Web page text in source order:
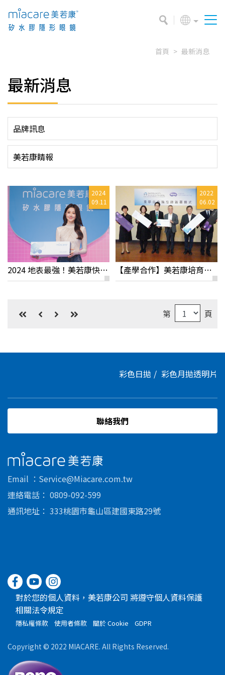
首頁 最新消息
最新消息
品牌訊息
美若康睛報
2024
09.11
2024 地表最強！美若康快閃活動花絮分享
2022
06.02
【產學合作】美若康培育矽水膠隱眼人才
第 頁
彩色日拋 彩色月拋透明片
美若康
Email
Service@Miacare.com.tw
連絡電話
0809-092-599
通訊地址
333桃園市龜山區建國東路29號
聯絡我們
對於您的個人資料，美若康公司 將遵守個人資料保護
相關法令規定
隱私權條款 使用者條款 關於 Cookie GDPR
Copyright © 2022 MIACARE. All Rights Reserved.